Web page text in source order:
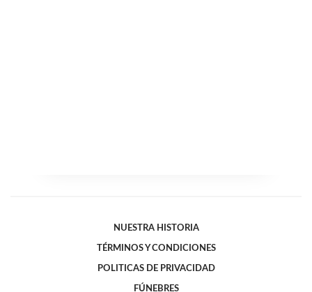
NUESTRA HISTORIA
TÉRMINOS Y CONDICIONES
POLITICAS DE PRIVACIDAD
FÚNEBRES